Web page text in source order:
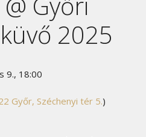
2025
9., 18:00
Győr, Széchenyi tér 5.)